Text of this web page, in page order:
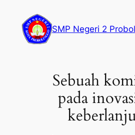
konten
SMP Negeri 2
Sebuah
pada